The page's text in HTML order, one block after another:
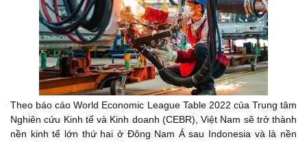
Theo báo cáo World Economic League Table 2022 của Trung tâm
Nghiên cứu Kinh tế và Kinh doanh (CEBR), Việt Nam sẽ trở thành
nền kinh tế lớn thứ hai ở Đông Nam Á sau Indonesia và là nền